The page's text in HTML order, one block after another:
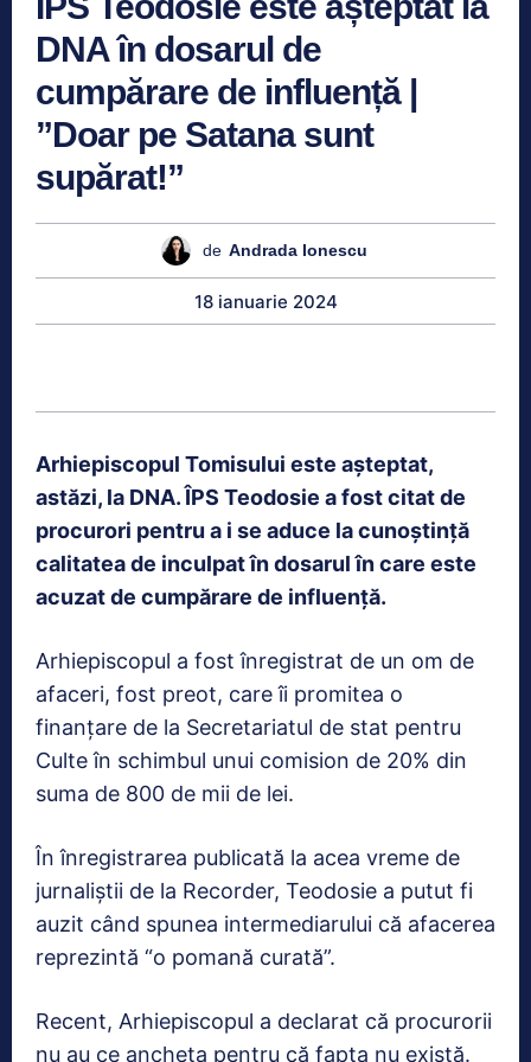
DNA în dosarul de
cumpărare de influență |
”Doar pe Satana sunt
supărat!”
de Andrada Ionescu
18 ianuarie 2024
Arhiepiscopul Tomisului este aşteptat,
astăzi, la DNA. ÎPS Teodosie a fost citat de
procurori pentru a i se aduce la cunoştinţă
calitatea de inculpat în dosarul în care este
acuzat de cumpărare de influenţă.
Arhiepiscopul a fost înregistrat de un om de
afaceri, fost preot, care îi promitea o
finanţare de la Secretariatul de stat pentru
Culte în schimbul unui comision de 20% din
suma de 800 de mii de lei.
În înregistrarea publicată la acea vreme de
jurnaliştii de la Recorder, Teodosie a putut fi
auzit când spunea intermediarului că afacerea
reprezintă “o pomană curată”.
Recent, Arhiepiscopul a declarat că procurorii
nu au ce ancheta pentru că fapta nu există.